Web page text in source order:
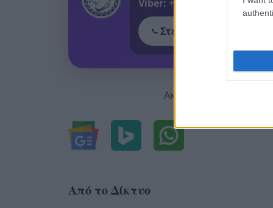
Viber: +306909196125
Στείλε μήνυμα στο
Ακολουθήστε μας για
Από το Δίκτυο